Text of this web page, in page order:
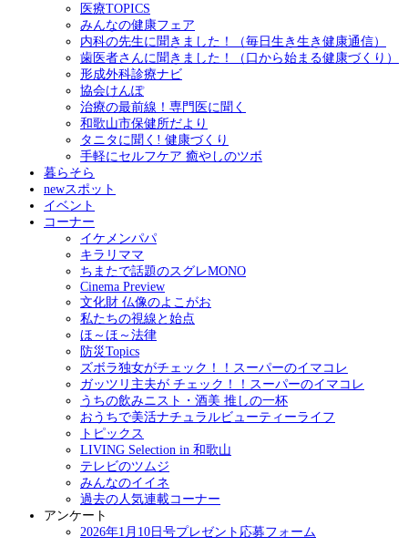
医療TOPICS
みんなの健康フェア
内科の先生に聞きました！（毎日生き生き健康通信）
歯医者さんに聞きました！（口から始まる健康づくり）
形成外科診療ナビ
協会けんぽ
治療の最前線！専門医に聞く
和歌山市保健所だより
タニタに聞く! 健康づくり
手軽にセルフケア 癒やしのツボ
暮らそら
newスポット
イベント
コーナー
イケメンパパ
キラリママ
ちまたで話題のスグレMONO
Cinema Preview
文化財 仏像のよこがお
私たちの視線と始点
ほ～ほ～法律
防災Topics
ズボラ独女がチェック！！スーパーのイマコレ
ガッツリ主夫が チェック！！スーパーのイマコレ
うちの飲みニスト・酒美 推しの一杯
おうちで美活ナチュラルビューティーライフ
トピックス
LIVING Selection in 和歌山
テレビのツムジ
みんなのイイネ
過去の人気連載コーナー
アンケート
2026年1月10日号プレゼント応募フォーム